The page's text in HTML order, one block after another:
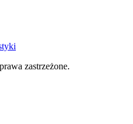
zastrzeżone.